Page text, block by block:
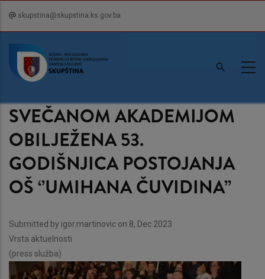
content
skupstina@skupstina.ks.gov.ba
SVEČANOM AKADEMIJOM
OBILJEŽENA 53.
GODIŠNJICA POSTOJANJA
OŠ ‘’UMIHANA ČUVIDINA’’
Submitted by igor.martinovic on 8, Dec 2023
Vrsta aktuelnosti
(press služba)